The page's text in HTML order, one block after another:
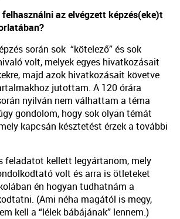
az elvégzett képzés(eke)t
során sok “kötelező” és sok
volt, melyek egyes hivatkozásait
majd azok hivatkozásait követve
jutottam. A 120 órára
nyilván nem válhattam a téma
gondolom, hogy sok olyan témát
kapcsán késztetést érzek a további
feladatot kellett legyártanom, mely
volt és arra is ötleteket
én hogyan tudhatnám a
(Ami néha magától is megy,
kell a “lélek bábájának” lennem.)